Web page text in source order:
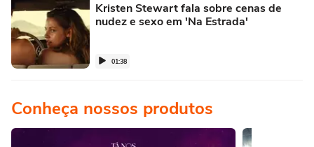
Kristen Stewart fala sobre cenas de
nudez e sexo em 'Na Estrada'
01:38
Conheça nossos produtos